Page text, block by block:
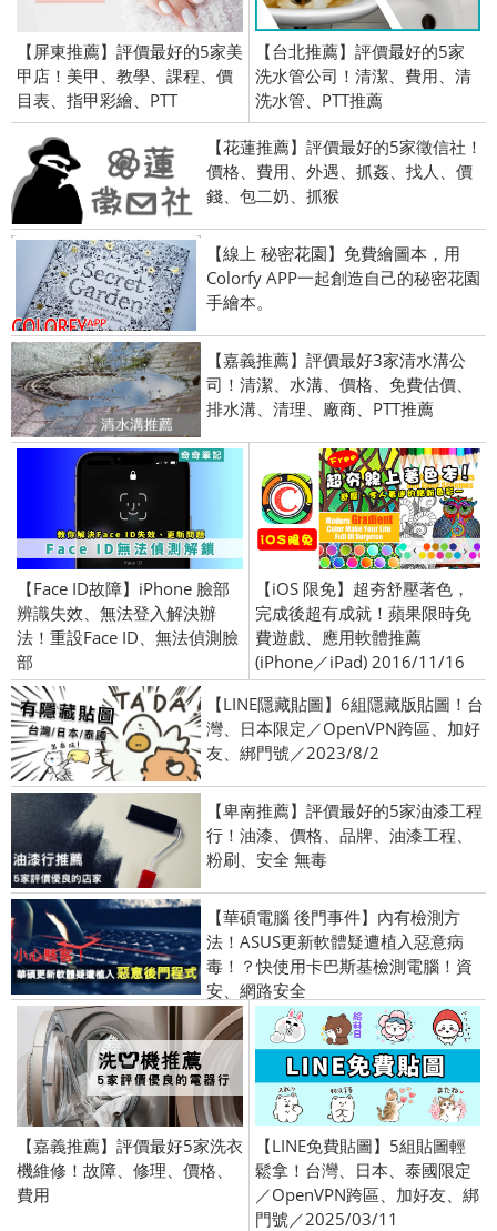
【屏東推薦】評價最好的5家美
甲店！美甲、教學、課程、價
目表、指甲彩繪、PTT
【台北推薦】評價最好的5家
洗水管公司！清潔、費用、清
洗水管、PTT推薦
【花蓮推薦】評價最好的5家徵信社！
價格、費用、外遇、抓姦、找人、價
錢、包二奶、抓猴
【線上 秘密花園】免費繪圖本，用
Colorfy APP一起創造自己的秘密花園
手繪本。
【嘉義推薦】評價最好3家清水溝公
司！清潔、水溝、價格、免費估價、
排水溝、清理、廠商、PTT推薦
【Face ID故障】iPhone 臉部
辨識失效、無法登入解決辦
法！重設Face ID、無法偵測臉
部
【iOS 限免】超夯舒壓著色，
完成後超有成就！蘋果限時免
費遊戲、應用軟體推薦
(iPhone／iPad) 2016/11/16
【LINE隱藏貼圖】6組隱藏版貼圖！台
灣、日本限定／OpenVPN跨區、加好
友、綁門號／2023/8/2
【卑南推薦】評價最好的5家油漆工程
行！油漆、價格、品牌、油漆工程、
粉刷、安全 無毒
【華碩電腦 後門事件】內有檢測方
法！ASUS更新軟體疑遭植入惡意病
毒！？快使用卡巴斯基檢測電腦！資
安、網路安全
【嘉義推薦】評價最好5家洗衣
機維修！故障、修理、價格、
費用
【LINE免費貼圖】5組貼圖輕
鬆拿！台灣、日本、泰國限定
／OpenVPN跨區、加好友、綁
門號／2025/03/11